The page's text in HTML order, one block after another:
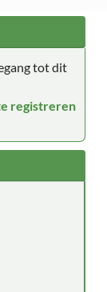
tot dit
registreren